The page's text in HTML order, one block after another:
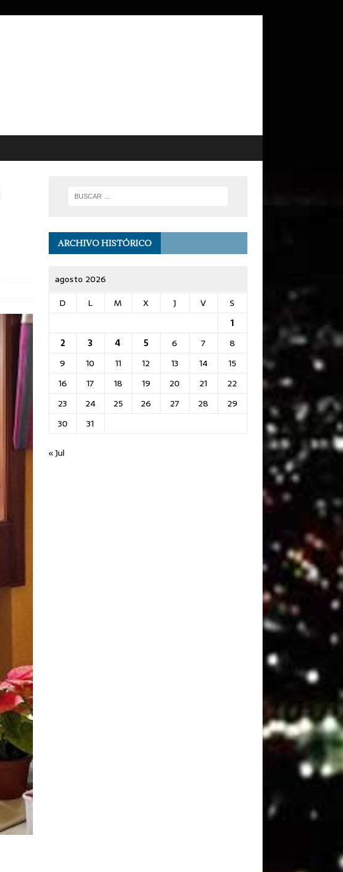
ARCHIVO HISTÓRICO
agosto 2026
D
L M X J V
S
1
2
3 4 5 6 7
8
9
10 11 12 13 14
15
16
17 18 19 20 21
22
23
24 25 26 27 28
29
30
31
« Jul